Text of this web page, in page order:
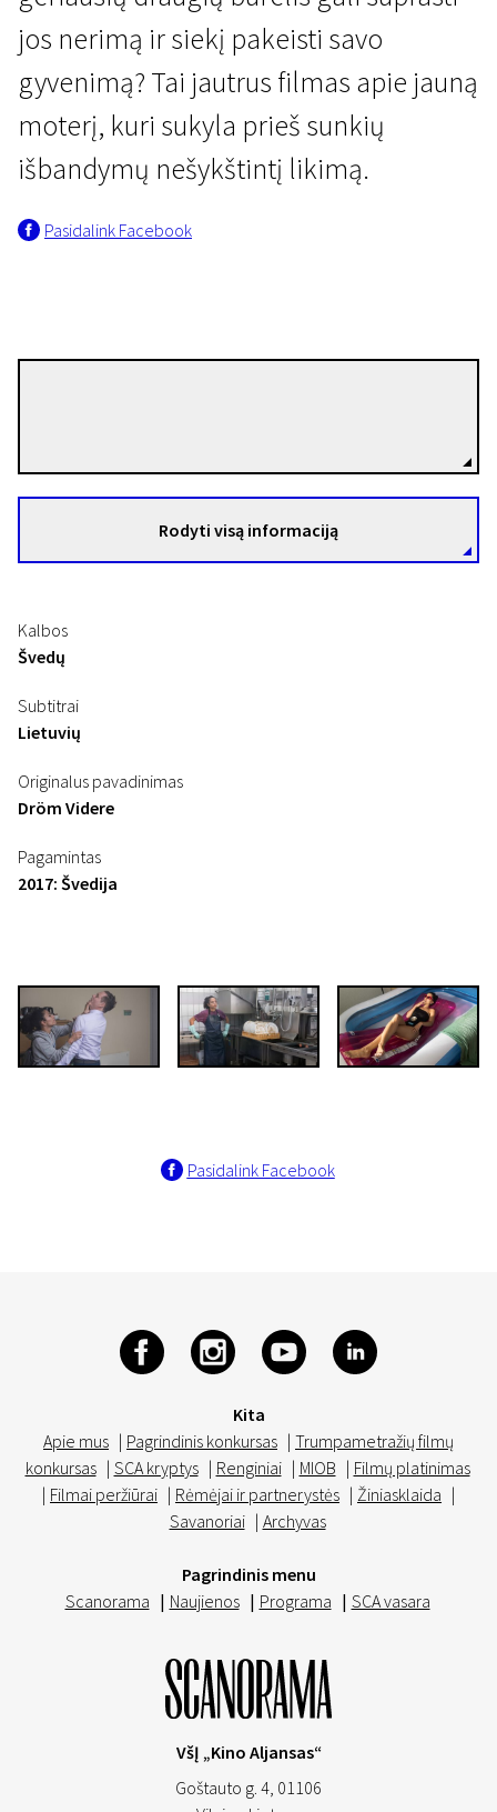
Pasvajok
1 val. 30 min. | Drama | N-13
jos nerimą ir siekį pakeisti savo
gyvenimą? Tai jautrus filmas apie jauną
moterį, kuri sukyla prieš sunkių
išbandymų nešykštintį likimą.
Pasidalink Facebook
Rodyti visą informaciją
Kalbos
Švedų
Subtitrai
Lietuvių
Originalus pavadinimas
Dröm Videre
Pagamintas
2017: Švedija
Pasidalink Facebook
Kita
Apie mus | Pagrindinis konkursas | Trumpametražių filmų
konkursas | SCA kryptys | Renginiai | MIOB | Filmų platinimas
| Filmai peržiūrai | Rėmėjai ir partnerystės | Žiniasklaida |
Savanoriai | Archyvas
Pagrindinis menu
Scanorama | Naujienos | Programa | SCA vasara
VšĮ „Kino Aljansas“
Goštauto g. 4, 01106